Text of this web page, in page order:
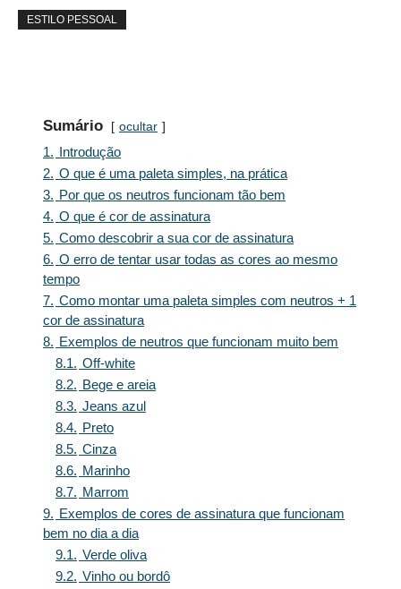
ESTILO PESSOAL
Sumário ocultar
1. Introdução
2. O que é uma paleta simples, na prática
3. Por que os neutros funcionam tão bem
4. O que é cor de assinatura
5. Como descobrir a sua cor de assinatura
6. O erro de tentar usar todas as cores ao mesmo
tempo
7. Como montar uma paleta simples com neutros + 1
cor de assinatura
8. Exemplos de neutros que funcionam muito bem
8.1. Off-white
8.2. Bege e areia
8.3. Jeans azul
8.4. Preto
8.5. Cinza
8.6. Marinho
8.7. Marrom
9. Exemplos de cores de assinatura que funcionam
bem no dia a dia
9.1. Verde oliva
9.2. Vinho ou bordô